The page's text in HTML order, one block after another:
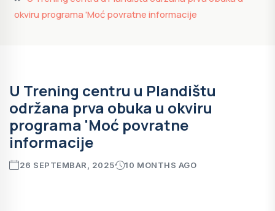
okviru programa 'Moć povratne informacije
U Trening centru u Plandištu
održana prva obuka u okviru
programa 'Moć povratne
informacije
26 SEPTEMBAR, 2025 10 MONTHS AGO